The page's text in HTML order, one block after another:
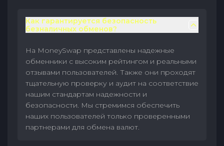
Как гарантируется безопасность
безналичных обменов?
На MoneySwap представлены надежные
обменники с высоким рейтингом и реальными
отзывами пользователей. Также они проходят
тщательную проверку и аудит на соответствие
нашим стандартам надежности и
безопасности. Мы стремимся обеспечить
наших пользователей только проверенными
партнерами для обмена валют.